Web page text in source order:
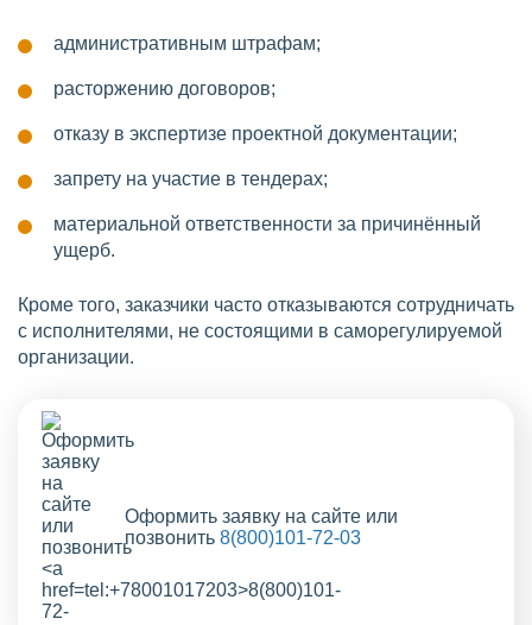
административным штрафам;
расторжению договоров;
отказу в экспертизе проектной документации;
запрету на участие в тендерах;
материальной ответственности за причинённый
ущерб.
Кроме того, заказчики часто отказываются сотрудничать
с исполнителями, не состоящими в саморегулируемой
организации.
Оформить заявку на сайте или
позвонить 8(800)101-72-03